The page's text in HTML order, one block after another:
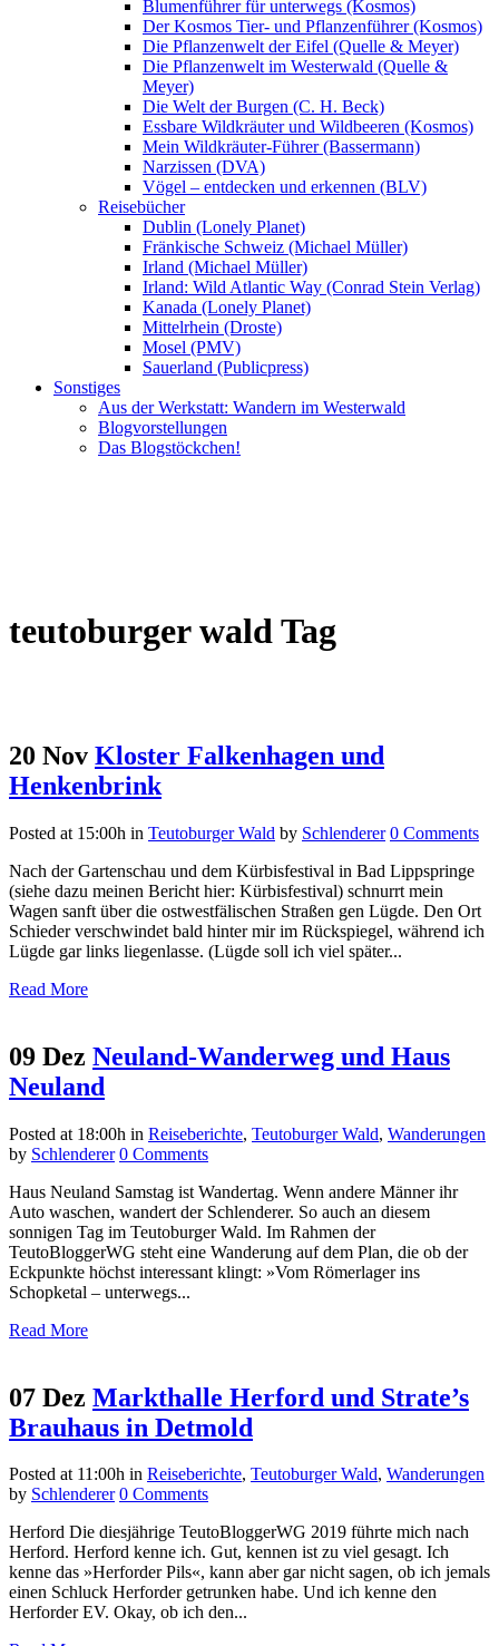
Blumenführer für unterwegs (Kosmos)
Der Kosmos Tier- und Pflanzenführer (Kosmos)
Die Pflanzenwelt der Eifel (Quelle & Meyer)
Die Pflanzenwelt im Westerwald (Quelle &
Meyer)
Die Welt der Burgen (C. H. Beck)
Essbare Wildkräuter und Wildbeeren (Kosmos)
Mein Wildkräuter-Führer (Bassermann)
Narzissen (DVA)
Vögel – entdecken und erkennen (BLV)
Reisebücher
Dublin (Lonely Planet)
Fränkische Schweiz (Michael Müller)
Irland (Michael Müller)
Irland: Wild Atlantic Way (Conrad Stein Verlag)
Kanada (Lonely Planet)
Mittelrhein (Droste)
Mosel (PMV)
Sauerland (Publicpress)
Sonstiges
Aus der Werkstatt: Wandern im Westerwald
Blogvorstellungen
Das Blogstöckchen!
teutoburger wald Tag
20 Nov Kloster Falkenhagen und
Henkenbrink
Posted at 15:00h in Teutoburger Wald by Schlenderer 0 Comments
Nach der Gartenschau und dem Kürbisfestival in Bad Lippspringe
(siehe dazu meinen Bericht hier: Kürbisfestival) schnurrt mein
Wagen sanft über die ostwestfälischen Straßen gen Lügde. Den Ort
Schieder verschwindet bald hinter mir im Rückspiegel, während ich
Lügde gar links liegenlasse. (Lügde soll ich viel später...
Read More
09 Dez Neuland-Wanderweg und Haus
Neuland
Posted at 18:00h in Reiseberichte, Teutoburger Wald, Wanderungen
by Schlenderer 0 Comments
Haus Neuland Samstag ist Wandertag. Wenn andere Männer ihr
Auto waschen, wandert der Schlenderer. So auch an diesem
sonnigen Tag im Teutoburger Wald. Im Rahmen der
TeutoBloggerWG steht eine Wanderung auf dem Plan, die ob der
Eckpunkte höchst interessant klingt: »Vom Römerlager ins
Schopketal – unterwegs...
Read More
07 Dez Markthalle Herford und Strate’s
Brauhaus in Detmold
Posted at 11:00h in Reiseberichte, Teutoburger Wald, Wanderungen
by Schlenderer 0 Comments
Herford Die diesjährige TeutoBloggerWG 2019 führte mich nach
Herford. Herford kenne ich. Gut, kennen ist zu viel gesagt. Ich
kenne das »Herforder Pils«, kann aber gar nicht sagen, ob ich jemals
einen Schluck Herforder getrunken habe. Und ich kenne den
Herforder EV. Okay, ob ich den...